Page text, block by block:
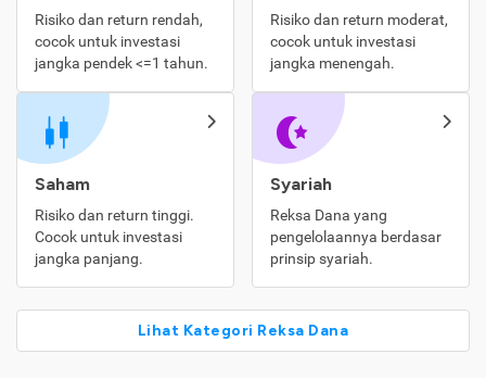
Risiko dan return rendah,
cocok untuk investasi
jangka pendek <=1 tahun.
Risiko dan return moderat,
cocok untuk investasi
jangka menengah.
Saham
Risiko dan return tinggi.
Cocok untuk investasi
jangka panjang.
Syariah
Reksa Dana yang
pengelolaannya berdasar
prinsip syariah.
Lihat Kategori Reksa Dana